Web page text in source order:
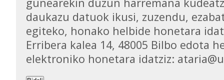
daukazu datuok ikusi, zuzendu,
egiteko, honako helbide honetara
Erribera kalea 14, 48005 Bilbo edota
elektroniko honetara idatziz: